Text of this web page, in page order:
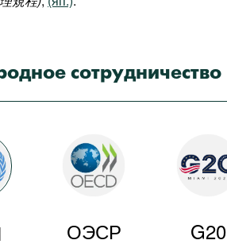
сотрудничество
ОЭСР G20